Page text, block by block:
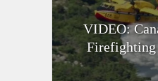
VIDEO:
Firefighting